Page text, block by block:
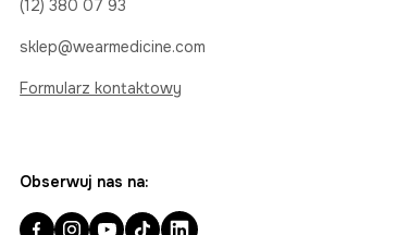
(12) 380 07 93
sklep@wearmedicine.com
Formularz kontaktowy
Obserwuj nas na: